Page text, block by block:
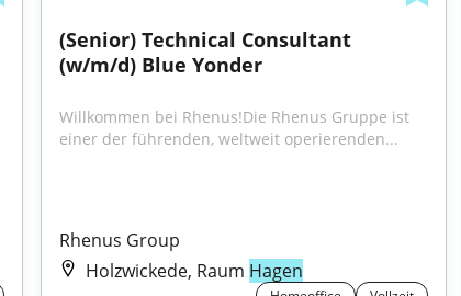
(Senior) Technical Consultant
(w/m/d) Blue Yonder
Willkommen bei Rhenus!Die Rhenus Gruppe ist
einer der führenden, weltweit operierenden...
Rhenus Group
Holzwickede, Raum Hagen